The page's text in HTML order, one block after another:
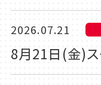
2026.07.21
8月21日(金)ス